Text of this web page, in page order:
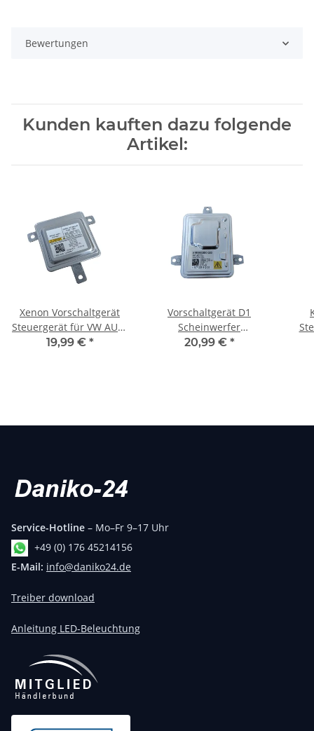
Bewertungen
Kunden kauften dazu folgende
Artikel:
Xenon Vorschaltgerät
Steuergerät für VW AUDI
Seat Skoda Scheinwerfer
19,99 € *
Vorschaltgerät D1
Scheinwerfer
A1669002800
20,99 € *
Service-Hotline – Mo–Fr 9–17 Uhr
+49 (0) 176 45214156
E-Mail: info@daniko24.de
Treiber download
Anleitung LED-Beleuchtung